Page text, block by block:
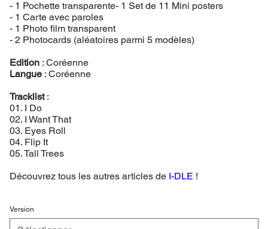
- 1 Pochette transparente- 1 Set de 11 Mini posters
- 1 Carte avec paroles
- 1 Photo film transparent
- 2 Photocards (aléatoires parmi 5 modèles)
Edition: Coréenne
Langue: Coréenne
Tracklist:
01. I Do
02. I Want That
03. Eyes Roll
04. Flip It
05. Tall Trees
Découvrez tous les autres articles de I-DLE !
Version